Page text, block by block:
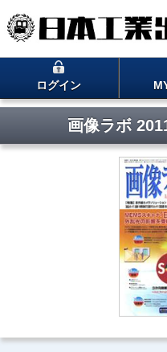
ログイン
画像ラボ